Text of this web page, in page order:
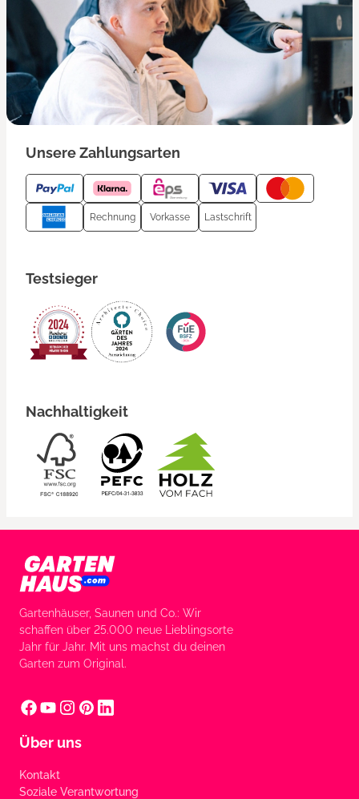
Unsere Zahlungsarten
Rechnung Vorkasse Lastschrift
Testsieger
Nachhaltigkeit
Gartenhäuser, Saunen und Co.: Wir
schaffen über 25.000 neue Lieblingsorte
Jahr für Jahr. Mit uns machst du deinen
Garten zum Original.
Über uns
Kontakt
Soziale Verantwortung